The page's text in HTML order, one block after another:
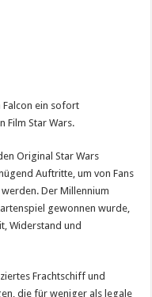
Falcon ein sofort
Film Star Wars.
Original Star Wars
Auftritte, um von Fans
Der Millennium
gewonnen wurde,
Widerstand und
Frachtschiff und
die für weniger als legale